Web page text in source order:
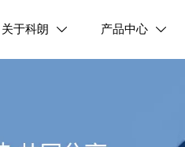
关于科朗  产品中心 